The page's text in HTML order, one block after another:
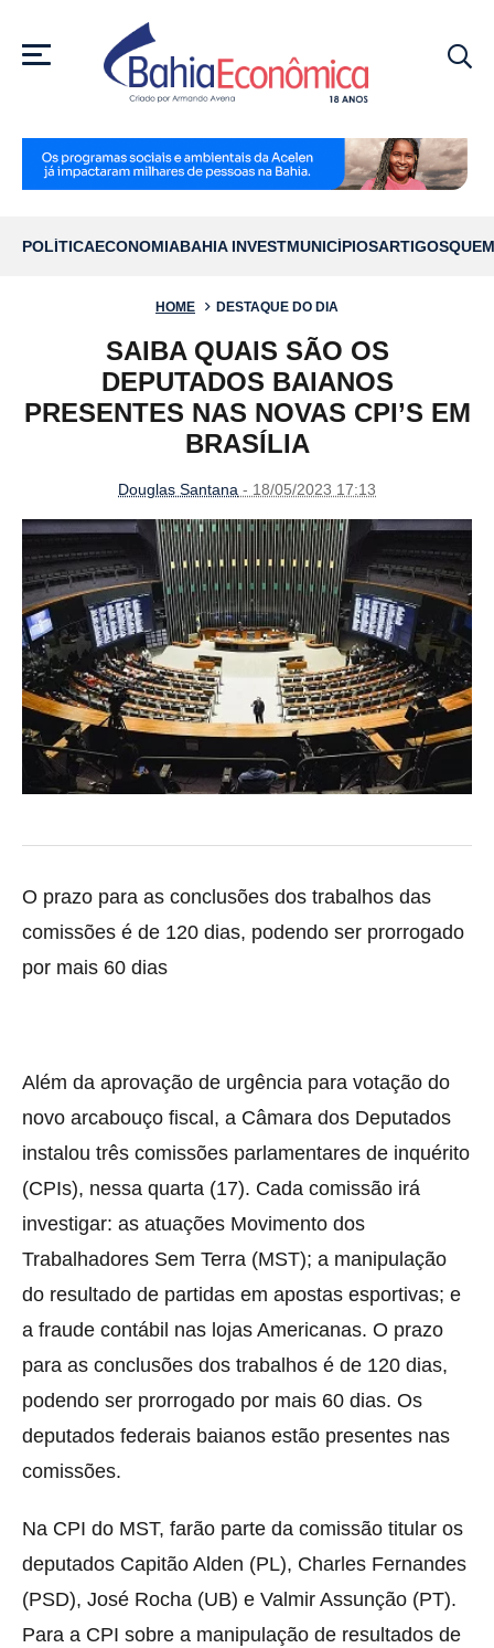
MENU
POLÍTICAECONOMIABAHIA INVESTMUNICÍPIOSARTIGOS
HOME DESTAQUE DO DIA
SAIBA QUAIS SÃO OS
DEPUTADOS BAIANOS
PRESENTES NAS NOVAS CPI’S EM
BRASÍLIA
Douglas Santana - 18/05/2023 17:13
O prazo para as conclusões dos trabalhos das
comissões é de 120 dias, podendo ser prorrogado
por mais 60 dias
Além da aprovação de urgência para votação do
novo arcabouço fiscal, a Câmara dos Deputados
instalou três comissões parlamentares de inquérito
(CPIs), nessa quarta (17). Cada comissão irá
investigar: as atuações Movimento dos
Trabalhadores Sem Terra (MST); a manipulação
do resultado de partidas em apostas esportivas; e
a fraude contábil nas lojas Americanas. O prazo
para as conclusões dos trabalhos é de 120 dias,
podendo ser prorrogado por mais 60 dias. Os
deputados federais baianos estão presentes nas
comissões.
Na CPI do MST, farão parte da comissão titular os
deputados Capitão Alden (PL), Charles Fernandes
(PSD), José Rocha (UB) e Valmir Assunção (PT).
Para a CPI sobre a manipulação de resultados de